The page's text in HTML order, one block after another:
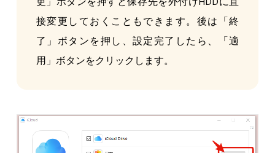
接変更しておくこともできます。後は「終
了」ボタンを押し、設定完了したら、「適
用」ボタンをクリックします。